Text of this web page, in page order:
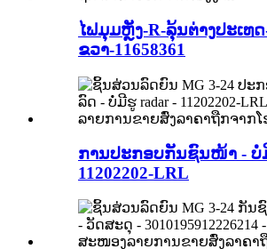
ໄຟມຸມຫຼັງ-R-ລຸ້ນຕ່າງປະເທ
ຂວາ-11658361
ການປະກອບກັນຊົນໜ້າ - ບໍ່
11202202-LRL